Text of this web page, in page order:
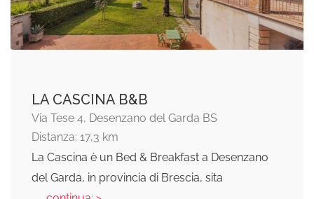
LA CASCINA B&B
Via Tese 4, Desenzano del Garda BS
Distanza: 17,3 km
La Cascina è un Bed & Breakfast a Desenzano
del Garda, in provincia di Brescia, sita